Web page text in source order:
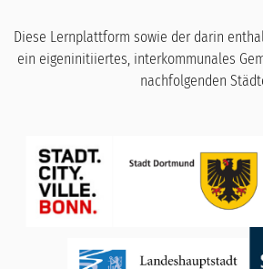
Diese Lernplattform sowie der darin
ein eigeninitiiertes, interkommunales
nachfolgenden